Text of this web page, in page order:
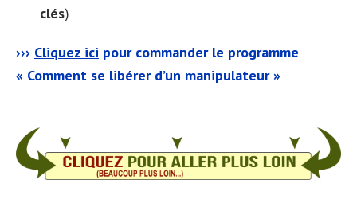
clés)
››› Cliquez ici pour commander le programme
« Comment se libérer d’un manipulateur »